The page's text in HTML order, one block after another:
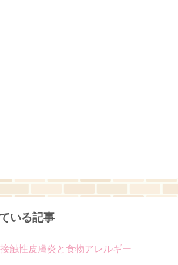
いる記事
接触性皮膚炎と食物アレルギー